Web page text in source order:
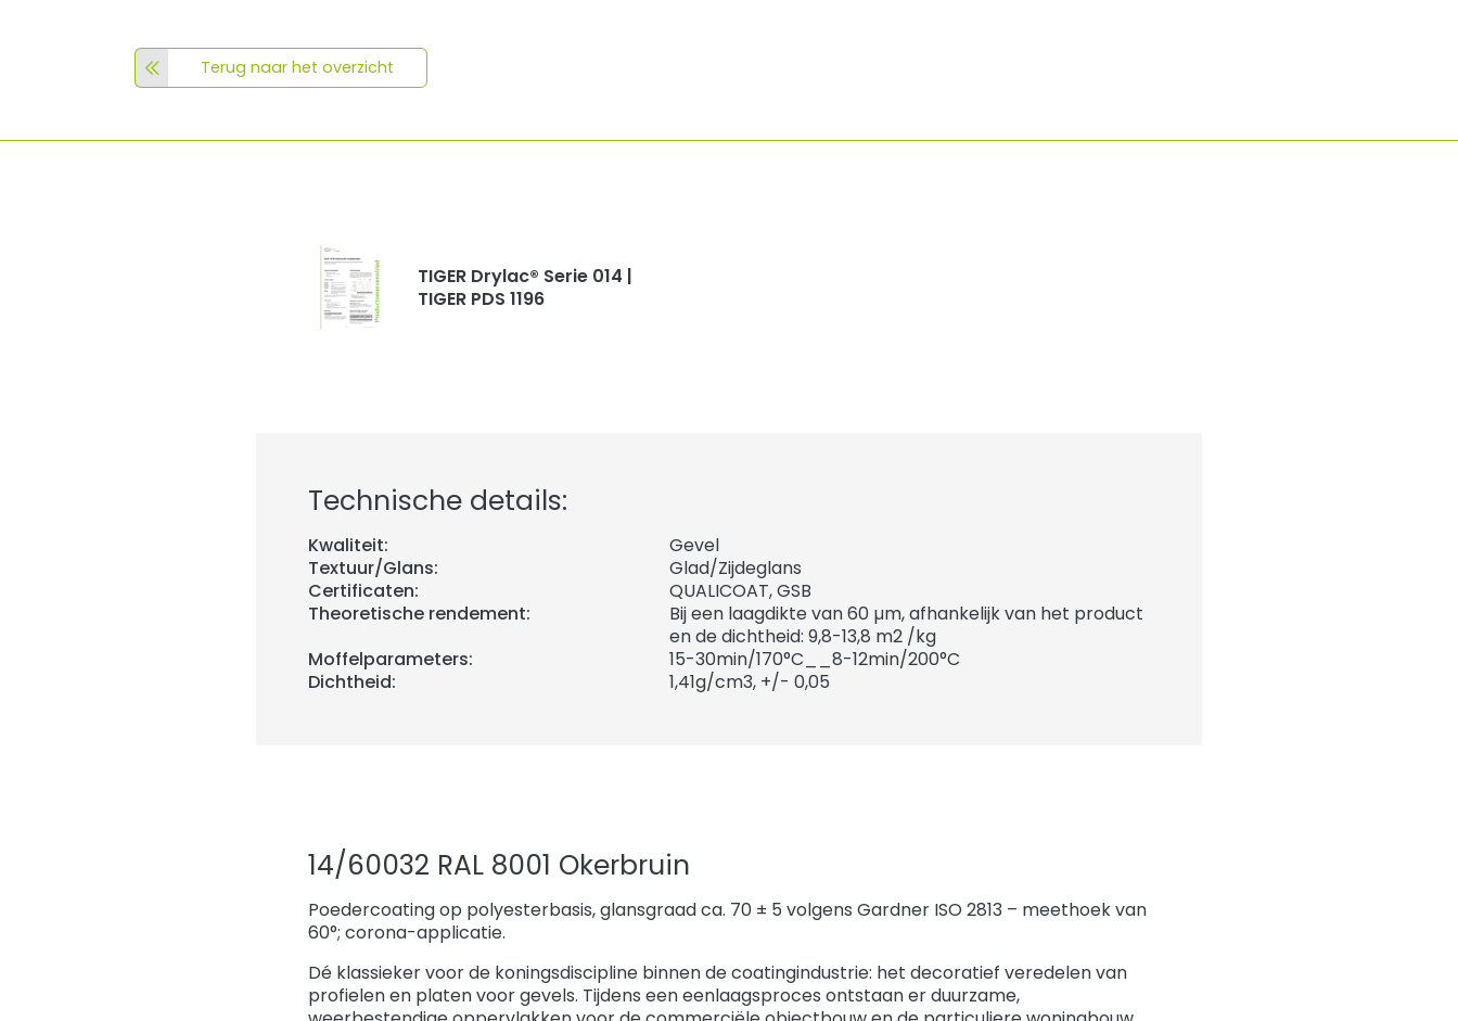
Terug naar het overzicht
TIGER Drylac® Serie 014 |
TIGER PDS 1196
Technische details:
Kwaliteit:
Gevel
Textuur/Glans:
Glad/Zijdeglans
Certificaten:
QUALICOAT, GSB
Theoretische rendement:
Bij een laagdikte van 60 µm, afhankelijk van het product
en de dichtheid: 9,8-13,8 m2 /kg
Moffelparameters:
15-30min/170°C__8-12min/200°C
Dichtheid:
1,41g/cm3, +/- 0,05
14/60032 RAL 8001 Okerbruin
Poedercoating op polyesterbasis, glansgraad ca. 70 ± 5 volgens Gardner ISO 2813 – meethoek van
60°; corona-applicatie.
Dé klassieker voor de koningsdiscipline binnen de coatingindustrie: het decoratief veredelen van
profielen en platen voor gevels. Tijdens een eenlaagsproces ontstaan er duurzame,